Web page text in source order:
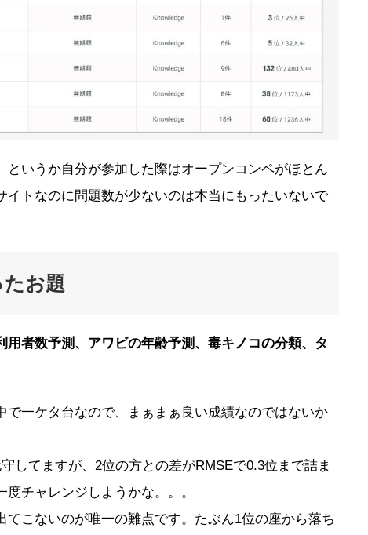
というか自分が参加した際はオープンコンペがほとん
イトなのに問題数が少ないのは本当にもったいないで
たお題
者数予測、アワビの年齢予測、毒キノコの分類、タ
で一ケタ台なので、まぁまぁ良い成績なのではないか
してますが、2位の方との差がRMSEで0.3位まで詰ま
チャレンジしようかな。。。
てこないのが唯一の難点です。たぶん1位の座から落ち